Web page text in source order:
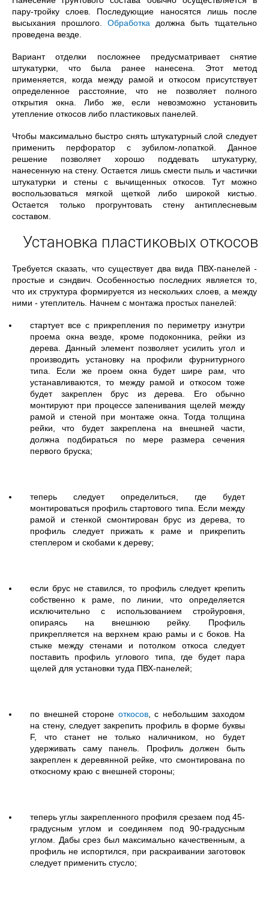
пару-тройку слоев. Последующие наносятся лишь после
высыхания прошлого. Обработка должна быть тщательно
проведена везде.
Вариант отделки посложнее предусматривает снятие
штукатурки, что была ранее нанесена. Этот метод
применяется, когда между рамой и откосом присутствует
определенное расстояние, что не позволяет полного
открытия окна. Либо же, если невозможно установить
утепление откосов либо пластиковых панелей.
Чтобы максимально быстро снять штукатурный слой следует
применить перфоратор с зубилом-лопаткой. Данное
решение позволяет хорошо поддевать штукатурку,
нанесенную на стену. Остается лишь смести пыль и частички
штукатурки и стены с вычищенных откосов. Тут можно
воспользоваться мягкой щеткой либо широкой кистью.
Остается только прогрунтовать стену антиплесневым
составом.
Установка пластиковых откосов
Требуется сказать, что существует два вида ПВХ-панелей -
простые и сэндвич. Особенностью последних является то,
что их структура формируется из нескольких слоев, а между
ними - утеплитель. Начнем с монтажа простых панелей:
стартует все с прикрепления по периметру изнутри
проема окна везде, кроме подоконника, рейки из
дерева. Данный элемент позволяет усилить угол и
производить установку на профили фурнитурного
типа. Если же проем окна будет шире рам, что
устанавливаются, то между рамой и откосом тоже
будет закреплен брус из дерева. Его обычно
монтируют при процессе запенивания щелей между
рамой и стеной при монтаже окна. Тогда толщина
рейки, что будет закреплена на внешней части,
должна подбираться по мере размера сечения
первого бруска;
теперь следует определиться, где будет
монтироваться профиль стартового типа. Если между
рамой и стенкой смонтирован брус из дерева, то
профиль следует прижать к раме и прикрепить
степлером и скобами к дереву;
если брус не ставился, то профиль следует крепить
собственно к раме, по линии, что определяется
исключительно с использованием стройуровня,
опираясь на внешнюю рейку. Профиль
прикрепляется на верхнем краю рамы и с боков. На
стыке между стенами и потолком откоса следует
поставить профиль углового типа, где будет пара
щелей для установки туда ПВХ-панелей;
по внешней стороне откосов, с небольшим заходом
на стену, следует закрепить профиль в форме буквы
F, что станет не только наличником, но будет
удерживать саму панель. Профиль должен быть
закреплен к деревянной рейке, что смонтирована по
откосному краю с внешней стороны;
теперь углы закрепленного профиля срезаем под 45-
градусным углом и соединяем под 90-градусным
углом. Дабы срез был максимально качественным, а
профиль не испортился, при раскраивании заготовок
следует применить стусло;